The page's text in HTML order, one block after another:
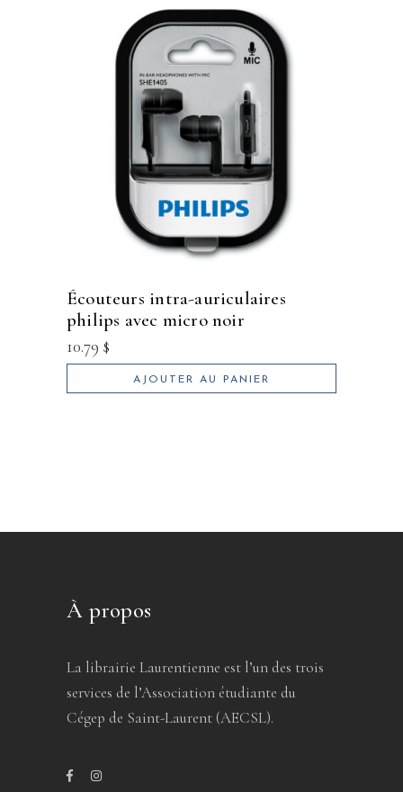
écouteurs intra-auriculaires
philips avec micro noir
10.79 $
AJOUTER AU PANIER
À propos
La librairie Laurentienne est l’un des trois
services de l’Association étudiante du
Cégep de Saint-Laurent (AECSL).